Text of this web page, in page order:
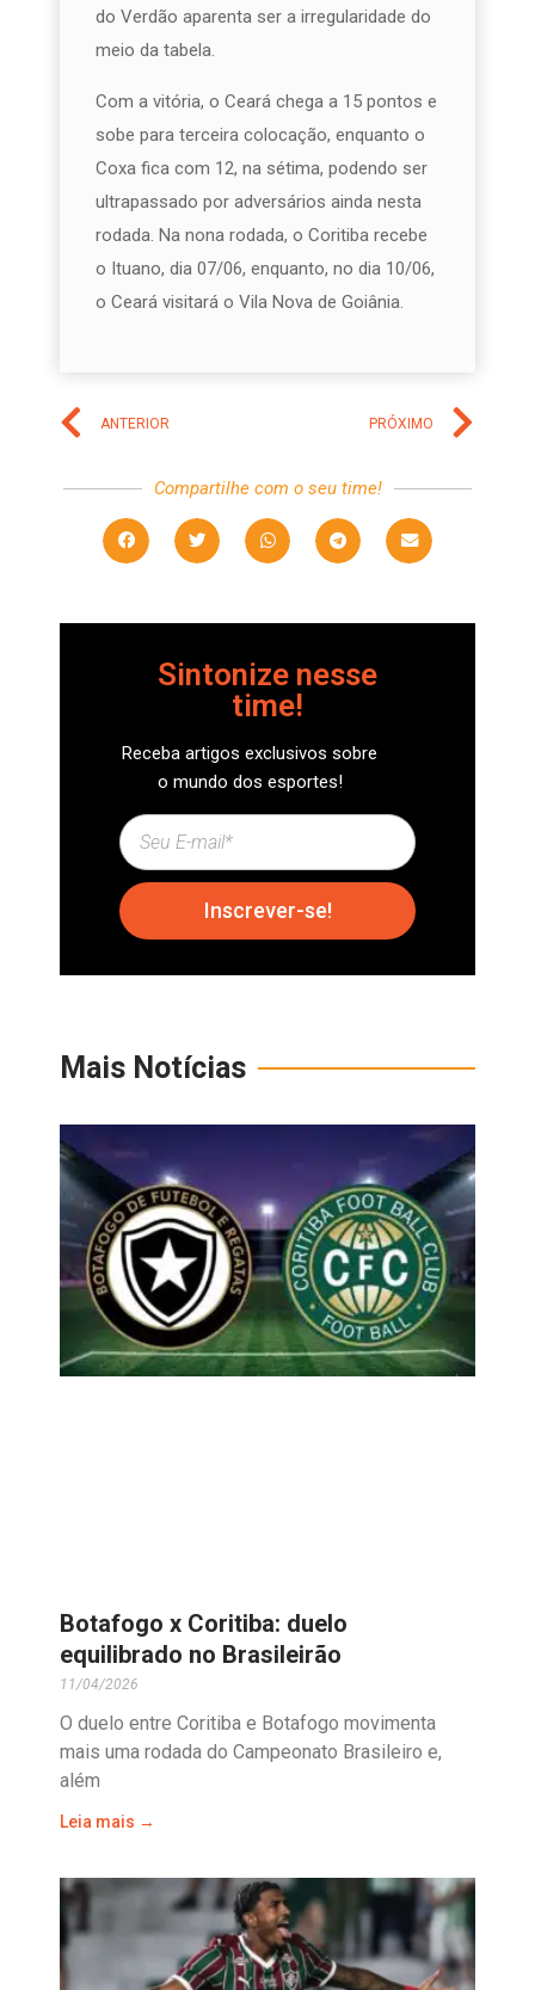
do Verdão aparenta ser a irregularidade do
meio da tabela.
Com a vitória, o Ceará chega a 15 pontos e
sobe para terceira colocação, enquanto o
Coxa fica com 12, na sétima, podendo ser
ultrapassado por adversários ainda nesta
rodada. Na nona rodada, o Coritiba recebe
o Ituano, dia 07/06, enquanto, no dia 10/06,
o Ceará visitará o Vila Nova de Goiânia.
ANTERIOR PRÓXIMO
Compartilhe com o seu time!
Sintonize nesse
time!
Receba artigos exclusivos sobre
o mundo dos esportes!
Inscrever-se!
Mais Notícias
Botafogo x Coritiba: duelo
equilibrado no Brasileirão
11/04/2026
O duelo entre Coritiba e Botafogo movimenta
mais uma rodada do Campeonato Brasileiro e,
além
Leia mais →